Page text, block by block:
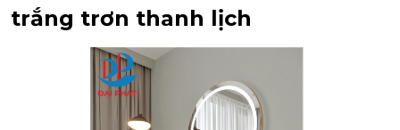
trắng trơn thanh lịch